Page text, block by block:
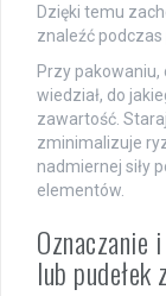
Dzięki temu
znaleźć
Przy pakowaniu,
wiedział, do
zawartość.
zminimalizuje
nadmiernej siły
elementów.
Oznaczanie
lub pudełek